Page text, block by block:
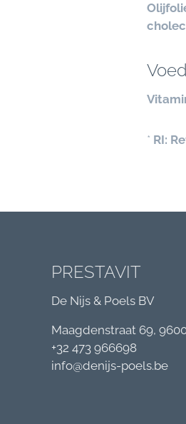
* RI:
PRESTAVIT
De Nijs & Poels BV
Maagdenstraat 69,
+32 473 966698
info@denijs-poels.be